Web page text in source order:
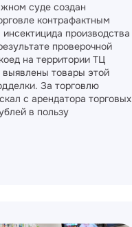
суде создан
контрафактным
производства
проверочной
на территории ТЦ
товары этой
За торговлю
с арендатора торговых
в пользу